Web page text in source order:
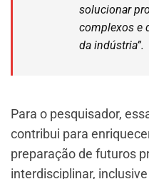
solucionar
complexos e
da indústria”.
Para o pesquisador,
contribui para
preparação de futuros
interdisciplinar,